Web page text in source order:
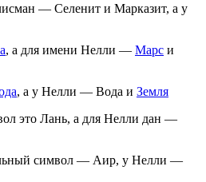
— Селенит и Марказит, а у
, а для имени Нелли — Марс и
, а у Нелли — Вода и Земля
это Лань, а для Нелли дан —
символ — Аир, у Нелли —